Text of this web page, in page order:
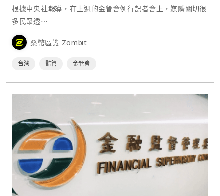
根據中央社報導，在上週的金管會例行記者會上，媒體關切很
多民眾透⋯
桑幣區識 Zombit
台灣 監管 金管會